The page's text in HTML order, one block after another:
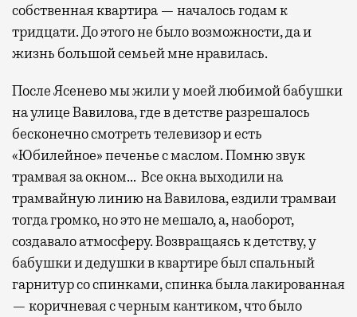
собственная квартира — началось годам к
тридцати. До этого не было возможности, да и
жизнь большой семьей мне нравилась.
После Ясенево мы жили у моей любимой бабушки
на улице Вавилова, где в детстве разрешалось
бесконечно смотреть телевизор и есть
«Юбилейное» печенье с маслом. Помню звук
трамвая за окном… Все окна выходили на
трамвайную линию на Вавилова, ездили трамваи
тогда громко, но это не мешало, а, наоборот,
создавало атмосферу. Возвращаясь к детству, у
бабушки и дедушки в квартире был спальный
гарнитур со спинками, спинка была лакированная
— коричневая с черным кантиком, что было